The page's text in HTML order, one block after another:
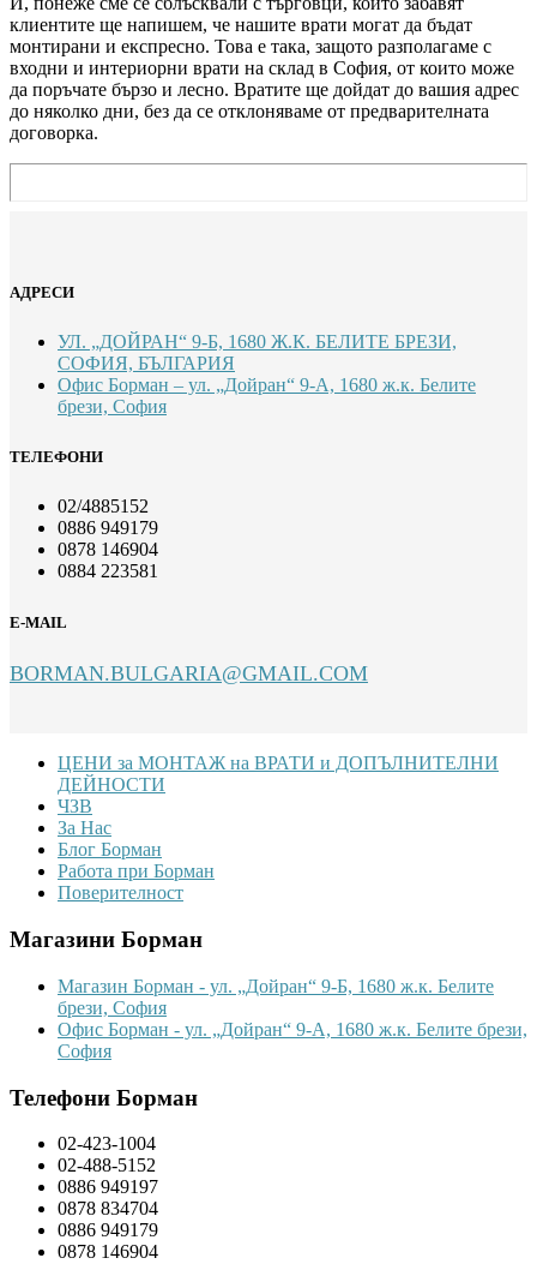
клиентите ще напишем, че нашите врати могат да бъдат
монтирани и експресно. Това е така, защото разполагаме с
входни и интериорни врати на склад в София, от които може
да поръчате бързо и лесно. Вратите ще дойдат до вашия адрес
до няколко дни, без да се отклоняваме от предварителната
договорка.
АДРЕСИ
УЛ. „ДОЙРАН“ 9-Б, 1680 Ж.К. БЕЛИТЕ БРЕЗИ,
СОФИЯ, БЪЛГАРИЯ
Офис Борман – ул. „Дойран“ 9-А, 1680 ж.к. Белите
брези, София
ТЕЛЕФОНИ
02/4885152
0886 949179
0878 146904
0884 223581
E-MAIL
BORMAN.BULGARIA@GMAIL.COM
FooterЦЕНИ за МОНТАЖ на ВРАТИ и ДОПЪЛНИТЕЛНИ
ДЕЙНОСТИ
ЧЗВ
За Нас
Блог Борман
Работа при Борман
Поверителност
Магазини Борман
Магазин Борман - ул. „Дойран“ 9-Б, 1680 ж.к. Белите
брези, София
Офис Борман - ул. „Дойран“ 9-А, 1680 ж.к. Белите брези,
София
Телефони Борман
02-423-1004
02-488-5152
0886 949197
0878 834704
0886 949179
0878 146904